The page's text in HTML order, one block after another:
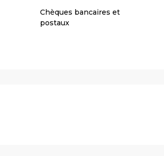
Chèques bancaires et
postaux